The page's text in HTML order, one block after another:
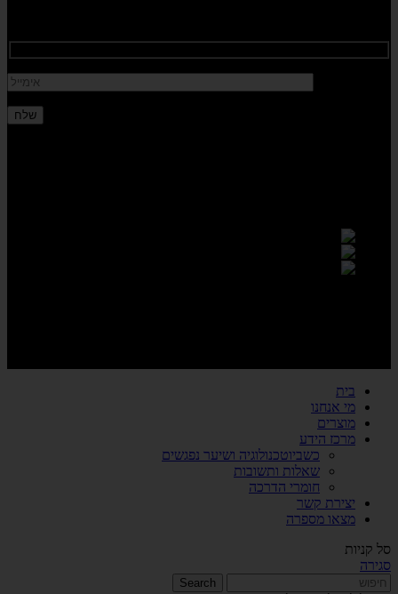
בית
מי אנחנו
מוצרים
מרכז הידע
כשביוטכנולוגיה ושיער נפגשים
שאלות ותשובות
חומרי הדרכה
יצירת קשר
מצאו מספרה
סל קניות
סגירה
Search